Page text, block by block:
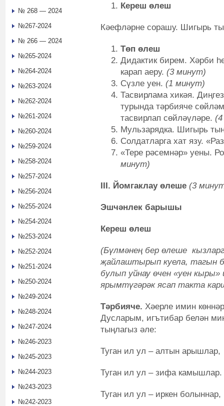
Кереш өлеш
Кәефләрне сорашу. Шигырь
Төп өлеш
Дидактик бирем. Хәрби
карап аеру. (3 минут)
Сүзле уен. (1 минут)
Тасвирлама хикәя.
турында тәрбияче
тасвирлап сөйләүләре.
Мульзарядка. Шигырь
Солдатларга хат язу.
«Тере рәсемнәр» уены.
минут)
III. Йомгаклау өлеше (3
Эшчәнлек барышы
Кереш өлеш
(Бүлмәнең бер өлеше
җайлаштырып куела, тагын
булып уйнау өчен «уен кыры»
ярымтүгәрәк ясап такта
Тәрбияче. Хәерле имин
Дусларым, игътибар белән
тыңлагыз әле:
Туган ил ул – алтын арышлар,
Туган ил ул – зифа камышлар.
Туган ил ул – иркен болыннар,
№ 268 — 2024
№267-2024
№ 266 — 2024
№265-2024
№264-2024
№263-2024
№262-2024
№261-2024
№260-2024
№259-2024
№258-2024
№257-2024
№256-2024
№255-2024
№254-2024
№253-2024
№252-2024
№251-2024
№250-2024
№249-2024
№248-2024
№247-2024
№246-2023
№245-2023
№244-2023
№243-2023
№242-2023